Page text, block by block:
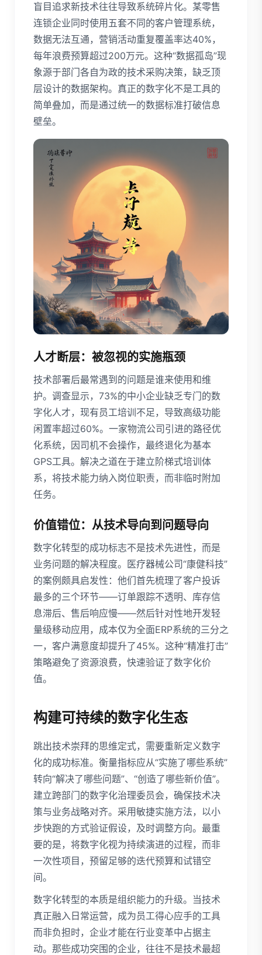
盲目追求新技术往往导致系统碎片化。某零售
连锁企业同时使用五套不同的客户管理系统，
数据无法互通，营销活动重复覆盖率达40%，
每年浪费预算超过200万元。这种“数据孤岛”现
象源于部门各自为政的技术采购决策，缺乏顶
层设计的数据架构。真正的数字化不是工具的
简单叠加，而是通过统一的数据标准打破信息
壁垒。
人才断层：被忽视的实施瓶颈
技术部署后最常遇到的问题是谁来使用和维
护。调查显示，73%的中小企业缺乏专门的数
字化人才，现有员工培训不足，导致高级功能
闲置率超过60%。一家物流公司引进的路径优
化系统，因司机不会操作，最终退化为基本
GPS工具。解决之道在于建立阶梯式培训体
系，将技术能力纳入岗位职责，而非临时附加
任务。
价值错位：从技术导向到问题导向
数字化转型的成功标志不是技术先进性，而是
业务问题的解决程度。医疗器械公司“康健科技”
的案例颇具启发性：他们首先梳理了客户投诉
最多的三个环节——订单跟踪不透明、库存信
息滞后、售后响应慢——然后针对性地开发轻
量级移动应用，成本仅为全面ERP系统的三分之
一，客户满意度却提升了45%。这种“精准打击”
策略避免了资源浪费，快速验证了数字化价
值。
构建可持续的数字化生态
跳出技术崇拜的思维定式，需要重新定义数字
化的成功标准。衡量指标应从“实施了哪些系统”
转向“解决了哪些问题”、“创造了哪些新价值”。
建立跨部门的数字化治理委员会，确保技术决
策与业务战略对齐。采用敏捷实施方法，以小
步快跑的方式验证假设，及时调整方向。最重
要的是，将数字化视为持续演进的过程，而非
一次性项目，预留足够的迭代预算和试错空
间。
数字化转型的本质是组织能力的升级。当技术
真正融入日常运营，成为员工得心应手的工具
而非负担时，企业才能在行业变革中占据主
动。那些成功突围的企业，往往不是技术最超